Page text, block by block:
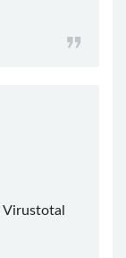
Virustotal